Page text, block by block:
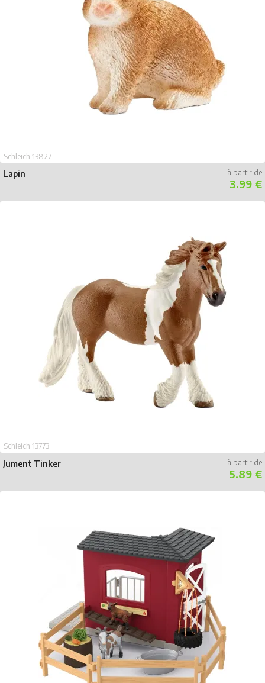
Lapin
Schleich 13827
3.99 €
Jument Tinker
Schleich 13773
5.89 €